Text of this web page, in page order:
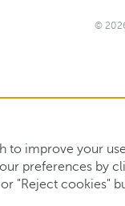
©
to improve your
preferences by
"Reject cookies"